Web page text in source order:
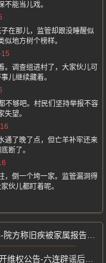
能当儿戏。
在那儿，监管却跟没睡醒似
地方树个榜样。
调查组进村了，大家伙儿可
儿继续藏着。
不够吧。村民们坚持举报不容
望。
通了晚了点，但亡羊补牢还来
断了。
，倒一个垮一家。监管漏洞得
伙儿都盯着呢。
称旧疾被家属报告打脸
告-六连辟谣后起诉造谣者